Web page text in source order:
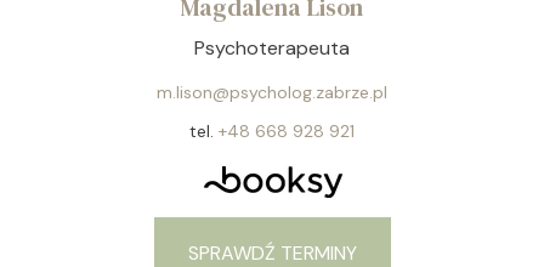
SPRAWDŹ TERMINY
Psychoterapeuta
m.lison@psycholog.zabrze.pl
tel. +48 668 928 921
Magdalena Lison